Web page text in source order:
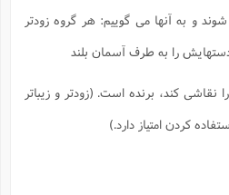
و به آنها مى گوييم: هر گروه زودتر
را به طرف آسمان بلند
كند، برنده است. (زودتر و زيباتر
كردن امتياز دارد.)